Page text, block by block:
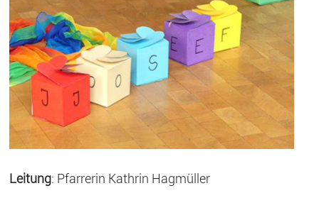
Leitung: Pfarrerin Kathrin Hagmüller